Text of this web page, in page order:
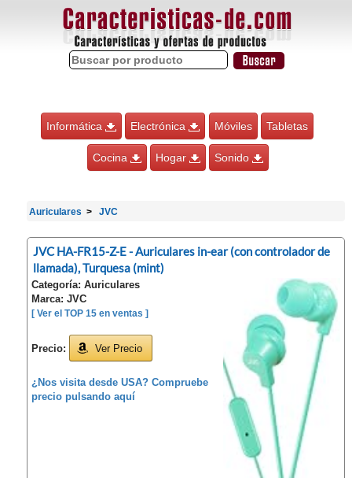
Informática Electrónica Móviles Tabletas
Cocina Hogar Sonido
Auriculares JVC
JVC HA-FR15-Z-E - Auriculares in-ear (con controlador de
llamada), Turquesa (mint)
Categoría: Auriculares
Marca: JVC
[ Ver el TOP 15 en ventas ]
Precio: Ver Precio
¿Nos visita desde USA? Compruebe
precio pulsando aquí